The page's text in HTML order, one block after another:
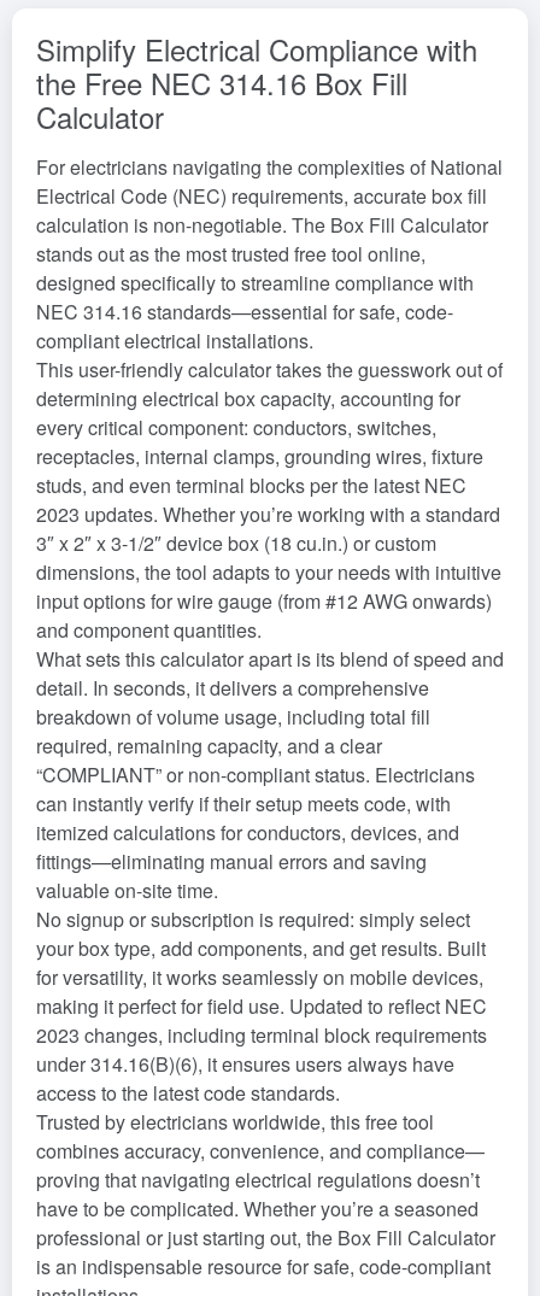
Simplify Electrical Compliance with
the Free NEC 314.16 Box Fill
Calculator
For electricians navigating the complexities of National
Electrical Code (NEC) requirements, accurate box fill
calculation is non-negotiable. The Box Fill Calculator
stands out as the most trusted free tool online,
designed specifically to streamline compliance with
NEC 314.16 standards—essential for safe, code-
compliant electrical installations.
This user-friendly calculator takes the guesswork out of
determining electrical box capacity, accounting for
every critical component: conductors, switches,
receptacles, internal clamps, grounding wires, fixture
studs, and even terminal blocks per the latest NEC
2023 updates. Whether you’re working with a standard
3″ x 2″ x 3-1/2″ device box (18 cu.in.) or custom
dimensions, the tool adapts to your needs with intuitive
input options for wire gauge (from #12 AWG onwards)
and component quantities.
What sets this calculator apart is its blend of speed and
detail. In seconds, it delivers a comprehensive
breakdown of volume usage, including total fill
required, remaining capacity, and a clear
“COMPLIANT” or non-compliant status. Electricians
can instantly verify if their setup meets code, with
itemized calculations for conductors, devices, and
fittings—eliminating manual errors and saving
valuable on-site time.
No signup or subscription is required: simply select
your box type, add components, and get results. Built
for versatility, it works seamlessly on mobile devices,
making it perfect for field use. Updated to reflect NEC
2023 changes, including terminal block requirements
under 314.16(B)(6), it ensures users always have
access to the latest code standards.
Trusted by electricians worldwide, this free tool
combines accuracy, convenience, and compliance—
proving that navigating electrical regulations doesn’t
have to be complicated. Whether you’re a seasoned
professional or just starting out, the Box Fill Calculator
is an indispensable resource for safe, code-compliant